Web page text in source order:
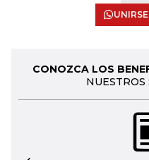
CONOZCA LOS
NUESTROS